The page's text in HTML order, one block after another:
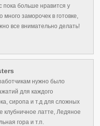
пока больше нравится у
заморочек в готовке,
все внимательно делать!
нужно было
для каждого
сиропа и т.д для сложных
клубничное латте, Ледяное
гора и т.п.